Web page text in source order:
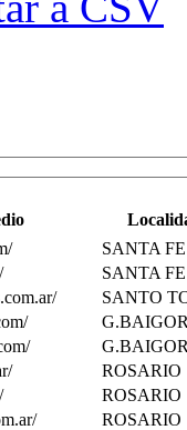
SANTA FE
SANTA FE
SANTO
ROSARIO
ROSARIO
ROSARIO